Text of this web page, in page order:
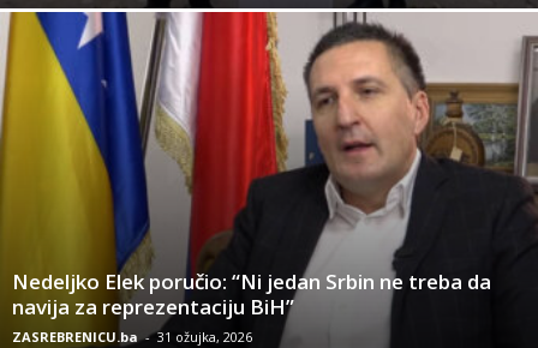
Nedeljko Elek poručio: “Ni jedan Srbin ne treba da
navija za reprezentaciju BiH”
ZASREBRENICU.ba - 31 ožujka, 2026